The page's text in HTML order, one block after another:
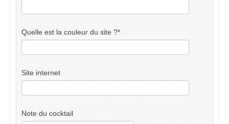
Quelle est la couleur du site ?*
Site internet
Note du cocktail